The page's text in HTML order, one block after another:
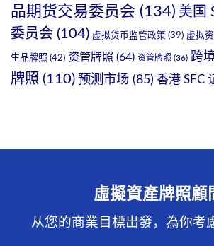
品期货交易委员会 (134) 美国
委员会 (104) 虚拟货币监管政策 (39) 虚拟
生品牌照 (42) 资管牌照 (64) 资管牌照 (36) 跨
牌照 (110) 预测市场 (85) 香港 SFC
虛擬資產牌照顧
从您的商業目標出發，為你考